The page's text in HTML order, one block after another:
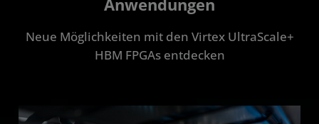
Anwendungen
Neue Möglichkeiten mit den Virtex UltraScale+
HBM FPGAs entdecken